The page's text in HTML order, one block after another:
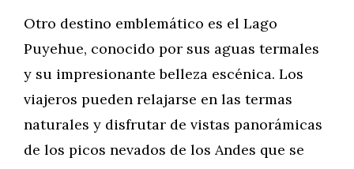
Otro destino emblemático es el Lago
Puyehue, conocido por sus aguas termales
y su impresionante belleza escénica. Los
viajeros pueden relajarse en las termas
naturales y disfrutar de vistas panorámicas
de los picos nevados de los Andes que se